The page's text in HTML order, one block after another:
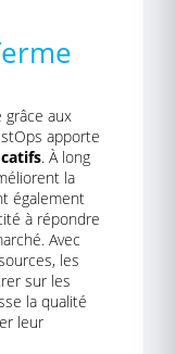
aux
apporte
. À long
la
également
à répondre
Avec
les
sur les
la qualité
leur